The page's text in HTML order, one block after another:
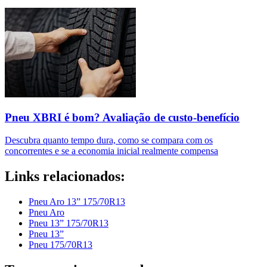
Pneu XBRI é bom? Avaliação de custo-benefício
Descubra quanto tempo dura, como se compara com os
concorrentes e se a economia inicial realmente compensa
Links relacionados:
Pneu Aro 13” 175/70R13
Pneu Aro
Pneu 13” 175/70R13
Pneu 13”
Pneu 175/70R13